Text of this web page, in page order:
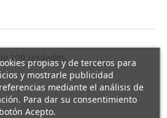
100 unidades.
propias y de terceros para
y mostrarle publicidad
mediante el análisis de
Para dar su consentimiento
Acepto.